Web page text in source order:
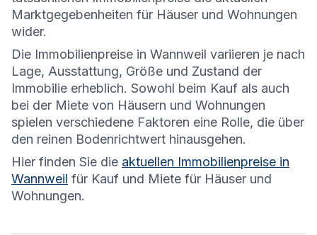
Marktgegebenheiten für Häuser und Wohnungen
wider.
Die Immobilienpreise in Wannweil variieren je nach
Lage, Ausstattung, Größe und Zustand der
Immobilie erheblich. Sowohl beim Kauf als auch
bei der Miete von Häusern und Wohnungen
spielen verschiedene Faktoren eine Rolle, die über
den reinen Bodenrichtwert hinausgehen.
Hier finden Sie die aktuellen Immobilienpreise in
Wannweil für Kauf und Miete für Häuser und
Wohnungen.